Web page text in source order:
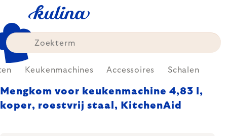
content
Keukenmachines Accessoires Schalen
Mengkom voor keukenmachine 4,83 l,
koper, roestvrij staal, KitchenAid